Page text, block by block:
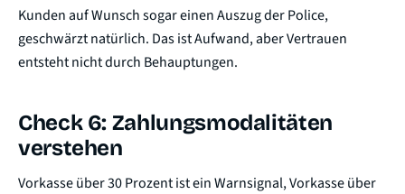
Kunden auf Wunsch sogar einen Auszug der Police,
geschwärzt natürlich. Das ist Aufwand, aber Vertrauen
entsteht nicht durch Behauptungen.
Check 6: Zahlungsmodalitäten
verstehen
Vorkasse über 30 Prozent ist ein Warnsignal, Vorkasse über